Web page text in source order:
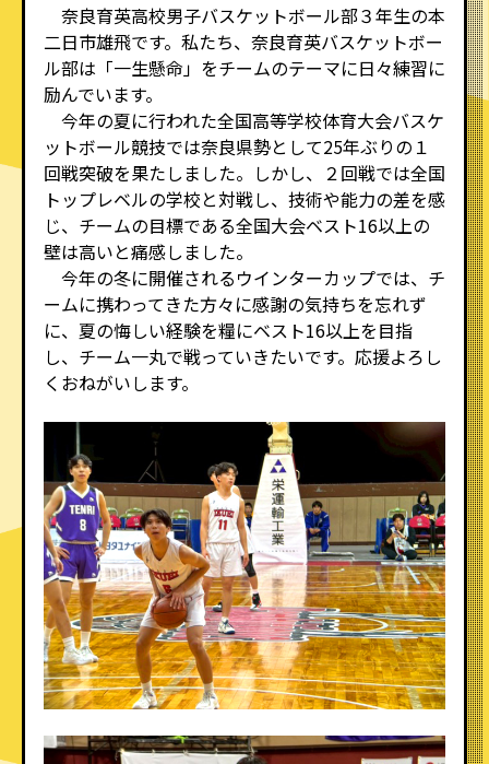
奈良育英高校男子バスケットボール部３年生の本
二日市雄飛です。私たち、奈良育英バスケットボー
ル部は「一生懸命」をチームのテーマに日々練習に
励んでいます。
今年の夏に行われた全国高等学校体育大会バスケ
ットボール競技では奈良県勢として25年ぶりの１
回戦突破を果たしました。しかし、２回戦では全国
トップレベルの学校と対戦し、技術や能力の差を感
じ、チームの目標である全国大会ベスト16以上の
壁は高いと痛感しました。
今年の冬に開催されるウインターカップでは、チ
ームに携わってきた方々に感謝の気持ちを忘れず
に、夏の悔しい経験を糧にベスト16以上を目指
し、チーム一丸で戦っていきたいです。応援よろし
くおねがいします。